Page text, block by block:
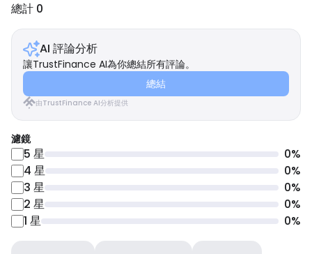
總計 0
AI 評論分析
讓TrustFinance AI為你總結所有評論。
總結
由TrustFinance AI分析提供
濾鏡
5 星 0%
4 星 0%
3 星 0%
2 星 0%
1 星 0%